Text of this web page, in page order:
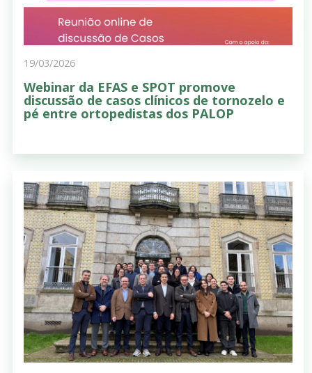
19/03/2026
Webinar da EFAS e SPOT promove
discussão de casos clínicos de tornozelo e
pé entre ortopedistas dos PALOP